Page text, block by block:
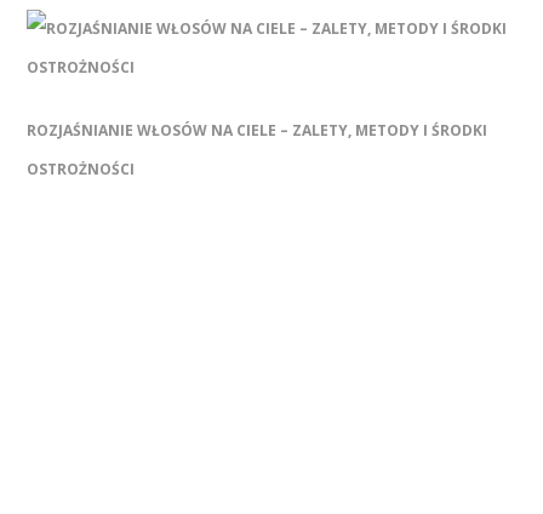
ROZJAŚNIANIE WŁOSÓW NA CIELE – ZALETY, METODY I ŚRODKI
OSTROŻNOŚCI